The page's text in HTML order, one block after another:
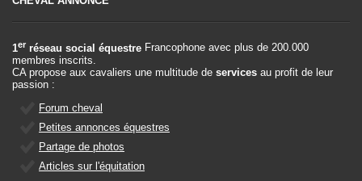
1er réseau social équestre Francophone avec plus de 200.000
membres inscrits.
CA propose aux cavaliers une multitude de services au profit de leur
passion :
Forum cheval
Petites annonces équestres
Partage de photos
Articles sur l'équitation